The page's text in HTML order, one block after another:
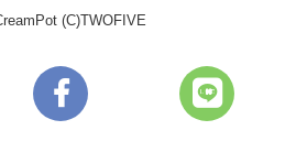
(C)TWOFIVE